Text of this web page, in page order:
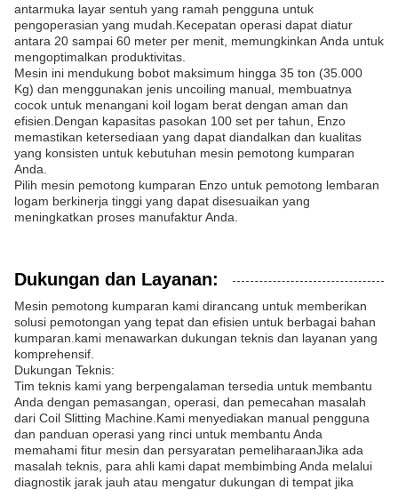
antarmuka layar sentuh yang ramah pengguna untuk
pengoperasian yang mudah.Kecepatan operasi dapat diatur
antara 20 sampai 60 meter per menit, memungkinkan Anda untuk
mengoptimalkan produktivitas.
Mesin ini mendukung bobot maksimum hingga 35 ton (35.000
Kg) dan menggunakan jenis uncoiling manual, membuatnya
cocok untuk menangani koil logam berat dengan aman dan
efisien.Dengan kapasitas pasokan 100 set per tahun, Enzo
memastikan ketersediaan yang dapat diandalkan dan kualitas
yang konsisten untuk kebutuhan mesin pemotong kumparan
Anda.
Pilih mesin pemotong kumparan Enzo untuk pemotong lembaran
logam berkinerja tinggi yang dapat disesuaikan yang
meningkatkan proses manufaktur Anda.
Dukungan dan Layanan:
Mesin pemotong kumparan kami dirancang untuk memberikan
solusi pemotongan yang tepat dan efisien untuk berbagai bahan
kumparan.kami menawarkan dukungan teknis dan layanan yang
komprehensif.
Dukungan Teknis:
Tim teknis kami yang berpengalaman tersedia untuk membantu
Anda dengan pemasangan, operasi, dan pemecahan masalah
dari Coil Slitting Machine.Kami menyediakan manual pengguna
dan panduan operasi yang rinci untuk membantu Anda
memahami fitur mesin dan persyaratan pemeliharaanJika ada
masalah teknis, para ahli kami dapat membimbing Anda melalui
diagnostik jarak jauh atau mengatur dukungan di tempat jika